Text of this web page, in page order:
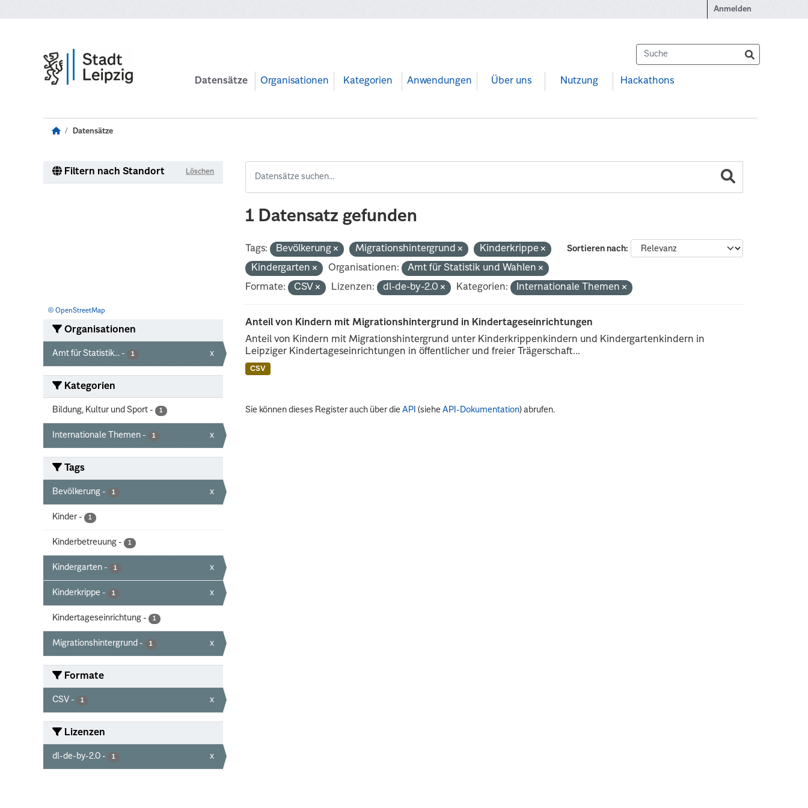
Anmelden
Datensätze Organisationen Kategorien Anwendungen Über uns Nutzung Hackathons
Datensätze
Filtern nach Standort Löschen
© OpenStreetMap
Organisationen
Amt für Statistik... - 1 x
Kategorien
Bildung, Kultur und Sport - 1
Internationale Themen - 1 x
Tags
Bevölkerung - 1 x
Kinder - 1
Kinderbetreuung - 1
Kindergarten - 1 x
Kinderkrippe - 1 x
Kindertageseinrichtung - 1
Migrationshintergrund - 1 x
Formate
CSV - 1 x
Lizenzen
dl-de-by-2.0 - 1 x
1 Datensatz gefunden
Sortieren nach
Tags: Bevölkerung Migrationshintergrund
Kinderkrippe
Kindergarten
Organisationen:
Amt für Statistik und Wahlen
Formate:
CSV Lizenzen: dl-de-by-2.0 Kategorien: Internationale Themen
Anteil von Kindern mit Migrationshintergrund in Kindertageseinrichtungen
Anteil von Kindern mit Migrationshintergrund unter Kinderkrippenkindern und Kindergartenkindern in
Leipziger Kindertageseinrichtungen in öffentlicher und freier Trägerschaft...
CSV
Sie können dieses Register auch über dieAPI (sieheAPI-Dokumentation) abrufen.